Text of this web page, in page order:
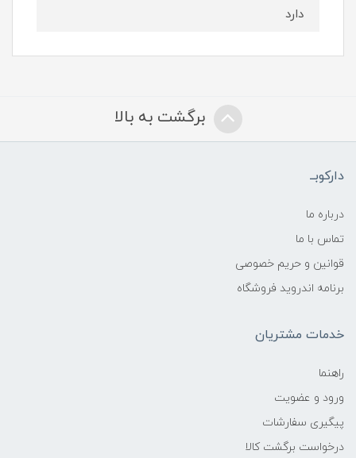
دارد
برگشت به بالا
دارکوبــ
درباره ما
تماس با ما
قوانین و حریم خصوصی
برنامه اندروید فروشگاه
خدمات مشتریان
راهنما
ورود و عضویت
پیگیری سفارشات
درخواست برگشت کالا